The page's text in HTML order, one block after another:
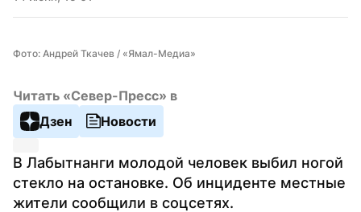
Фото: Андрей Ткачев / «Ямал-Медиа»
Читать «Север-Пресс» в
Дзен
Новости
В Лабытнанги молодой человек выбил ногой
стекло на остановке. Об инциденте местные
жители сообщили в соцсетях.